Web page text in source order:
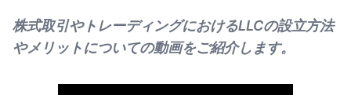
株式取引やトレーディングにおけるLLCの設立方法
やメリットについての動画をご紹介します。